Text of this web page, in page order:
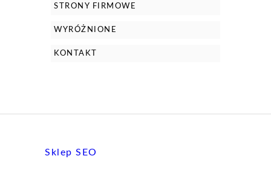
STRONY FIRMOWE
WYRÓŻNIONE
KONTAKT
Sklep SEO